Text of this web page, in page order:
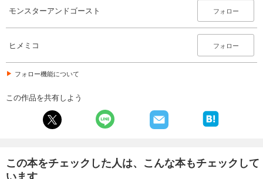
モンスターアンドゴースト フォロー
ヒメミコ フォロー
フォロー機能について
この作品を共有しよう
この本をチェックした人は、こんな本もチェックして